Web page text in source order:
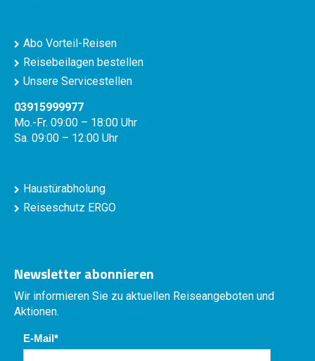
Abo Vorteil-Reisen
Reisebeilagen bestellen
Unsere Servicestellen
03915999977
Mo.-Fr. 09:00 – 18:00 Uhr
Sa. 09:00 – 12:00 Uhr
Haustürabholung
Reiseschutz ERGO
Newsletter abonnieren
Wir informieren Sie zu aktuellen Reiseangeboten und
Aktionen.
E-Mail